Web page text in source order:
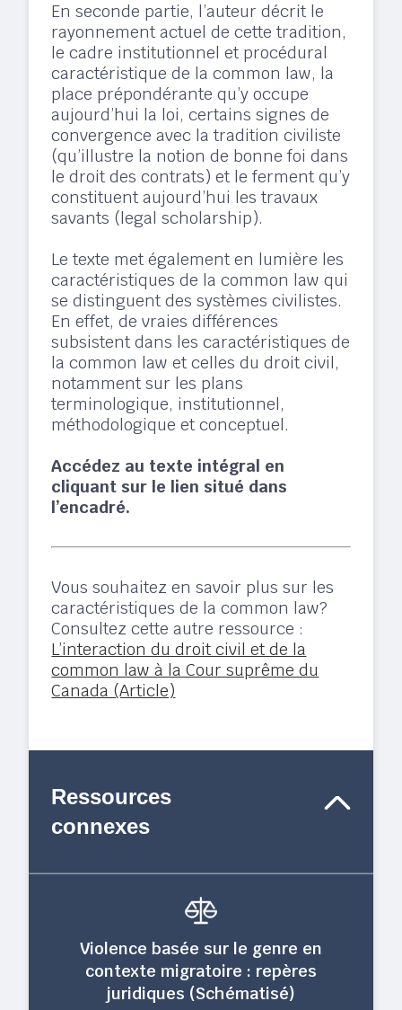
En seconde partie, l’auteur décrit le
rayonnement actuel de cette tradition,
le cadre institutionnel et procédural
caractéristique de la common law, la
place prépondérante qu’y occupe
aujourd’hui la loi, certains signes de
convergence avec la tradition civiliste
(qu’illustre la notion de bonne foi dans
le droit des contrats) et le ferment qu’y
constituent aujourd’hui les travaux
savants (legal scholarship).
Le texte met également en lumière les
caractéristiques de la common law qui
se distinguent des systèmes civilistes.
En effet, de vraies différences
subsistent dans les caractéristiques de
la common law et celles du droit civil,
notamment sur les plans
terminologique, institutionnel,
méthodologique et conceptuel.
Accédez au texte intégral en
cliquant sur le lien situé dans
l’encadré.
Vous souhaitez en savoir plus sur les
caractéristiques de la common law?
Consultez cette autre ressource :
L’interaction du droit civil et de la
common law à la Cour suprême du
Canada (Article)
Ressources
connexes
Violence basée sur le genre en
contexte migratoire : repères
juridiques (Schématisé)